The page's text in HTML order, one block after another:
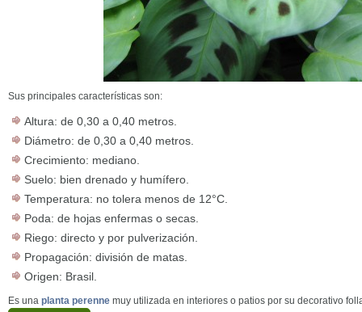
Sus principales características son:
Altura: de 0,30 a 0,40 metros.
Diámetro: de 0,30 a 0,40 metros.
Crecimiento: mediano.
Suelo: bien drenado y humífero.
Temperatura: no tolera menos de 12°C.
Poda: de hojas enfermas o secas.
Riego: directo y por pulverización.
Propagación: división de matas.
Origen: Brasil.
Es una planta perenne muy utilizada en interiores o patios por su decorativo